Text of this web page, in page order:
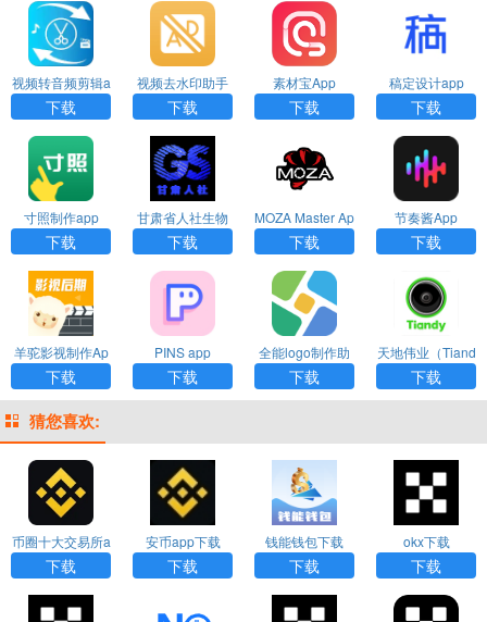
视频转音频剪辑a
pp
下载
视频去水印助手
官方版app
下载
素材宝App
下载
稿定设计app
下载
寸照制作app
下载
甘肃省人社生物
人脸识别认证ap
p
下载
MOZA Master Ap
p
下载
节奏酱App
下载
羊驼影视制作Ap
p
下载
PINS app
下载
全能logo制作助
手App
下载
天地伟业（Tiand
y）app
下载
猜您喜欢:
币圈十大交易所a
pp下载
下载
安币app下载
下载
钱能钱包下载
下载
okx下载
下载